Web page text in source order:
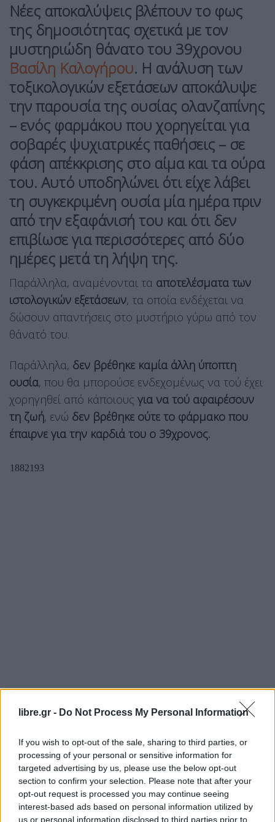
libre.gr - Do Not Process My Personal Information
If you wish to opt-out of the sale, sharing to third parties, or
processing of your personal or sensitive information for
targeted advertising by us, please use the below opt-out
section to confirm your selection. Please note that after your
opt-out request is processed you may continue seeing
interest-based ads based on personal information utilized by
us or personal information disclosed to third parties prior to
Νέες αποκαλύψεις βλέπουν το φως
της δημοσιότητας σχετικά με τον
μυστηριώδη θάνατο του 39χρονου
Βασίλη Καλογήρου. Η ανάλυση των
τοξικολογικών εξετάσεων αποκάλυψε
την παρουσία της ουσίας ολανζαπίνης
– ενός φαρμάκου που χορηγείται για
σοβαρές ψυχιατρικές παθήσεις – σε
φάση απέκκρισης στο αίμα και τα ούρα
του. Αυτό υποδηλώνει ότι είχε λάβει
τη συγκεκριμένη ουσία μία ημέρα πριν
από την εξαφάνισή του και ότι δεν
επιβίωσε για περισσότερες από δύο
ημέρες μετά τη λήψη της.
Παράλληλα, αναμένονται τα αποτελέσματα των
ιστολογικών εξετάσεων, τα οποία ενδέχεται να
δώσουν απαντήσεις στο μυστήριο γύρω από τον
θάνατό του.
Παράλληλα, δεν βρέθηκε καμία άλλη ύποπτη
ουσία, που θα μπορούσε ενδεχομένως να τού έχει
χορηγηθεί από κάποιους για να τού αφαιρέσουν
τη ζωή, ενώ δεν βρέθηκε ούτε το φάρμακο που
έπαιρνε για την καρδιά του ο 39χρονος.
Λαμβάνοντας υπόψη όλα τα άλλα ευρήματα στη
σορό του, οι αξιωματικοί της Αστυνομίας
συνεκτιμάται ότι την κατάσταση του 39χρονου
επηρέασε το γεγονός ότι δεν είχε πάρει την
φαρμακευτική αγωγή του εκείνη τη συγκεκριμένη
μέρα.